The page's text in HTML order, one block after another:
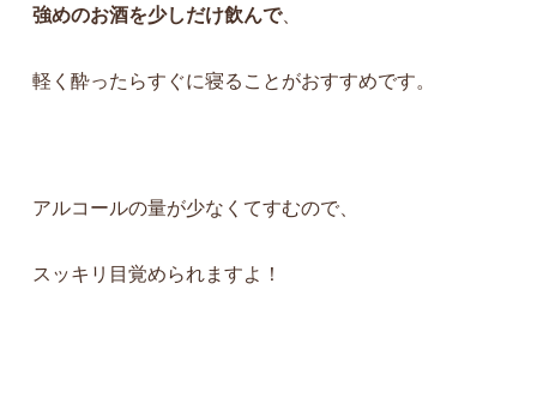
強めのお酒を少しだけ飲んで、
軽く酔ったらすぐに寝ることがおすすめです。
アルコールの量が少なくてすむので、
スッキリ目覚められますよ！